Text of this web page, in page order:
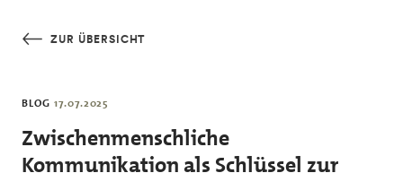
ZUR ÜBERSICHT
BLOG 17.07.2025
Zwischenmenschliche
Kommunikation als Schlüssel zur